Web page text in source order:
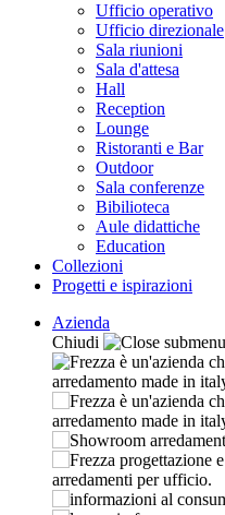
Ufficio operativo
Ufficio direzionale
Sala riunioni
Sala d'attesa
Hall
Reception
Lounge
Ristoranti e Bar
Outdoor
Sala conferenze
Bibilioteca
Aule didattiche
Education
Collezioni
Progetti e ispirazioni
Azienda
Chiudi